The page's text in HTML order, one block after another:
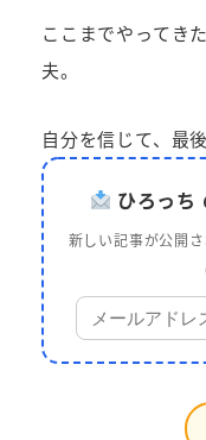
ここまでやってき
夫。
自分を信じて、最
ひろっち
新しい記事が公開